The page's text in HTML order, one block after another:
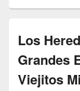
Los
Grandes
Viejitos